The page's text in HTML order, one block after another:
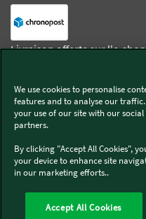
Livraison offerte sur l'e-
Suivez-nous
Kobold
Thermomix®
We use cookies to personalise
features and to analyse our
your use of our site with our
partners.
By clicking "Accept All Cookies",
your device to enhance site
in our marketing efforts..
Accept All Cookies